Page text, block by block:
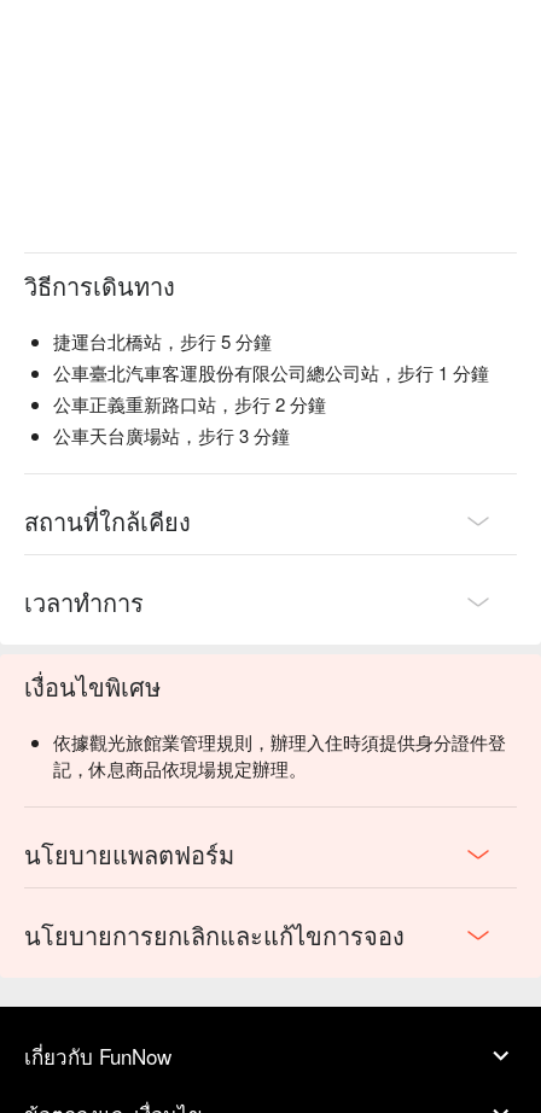
วิธีการเดินทาง
捷運台北橋站，步行 5 分鐘
公車臺北汽車客運股份有限公司總公司站，步行 1 分鐘
公車正義重新路口站，步行 2 分鐘
公車天台廣場站，步行 3 分鐘
สถานที่ใกล้เคียง
เวลาทำการ
เงื่อนไขพิเศษ
依據觀光旅館業管理規則，辦理入住時須提供身分證件登
記，休息商品依現場規定辦理。
นโยบายแพลตฟอร์ม
นโยบายการยกเลิกและแก้ไขการจอง
เกี่ยวกับ FunNow